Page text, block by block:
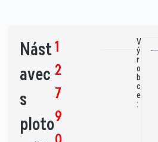
Nást
avec
s
ploto
1
2
7
9
V
ý
r
o
b
c
e
: